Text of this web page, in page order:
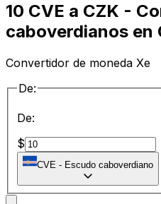
10 CVE a CZK -
caboverdianos en
Convertidor de moneda Xe
De:
De:
$
CVE - Escudo caboverdiano